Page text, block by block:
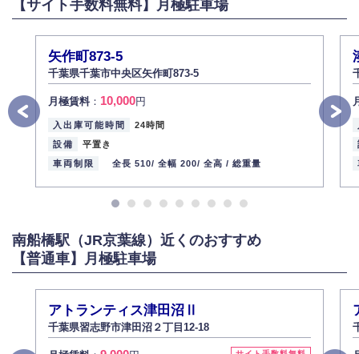
【サイト手数料無料】月極駐車場
矢作町873-5
千葉県千葉市中央区矢作町873-5
月極賃料： 10,000円
入出庫可能時間
24時間
設備
平置き
車両制限
全長 510/ 全幅 200/ 全高 / 総重量
南船橋駅（JR京葉線）近くのおすすめ
【普通車】月極駐車場
アトランティス津田沼Ⅱ
千葉県習志野市津田沼２丁目12-18